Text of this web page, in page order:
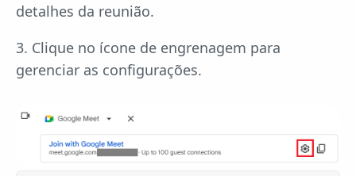
detalhes da reunião.
3. Clique no ícone de engrenagem para
gerenciar as configurações.